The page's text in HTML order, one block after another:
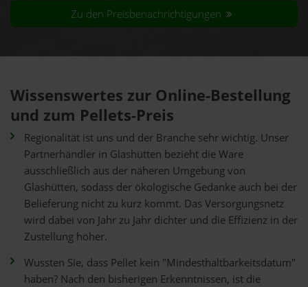
Zu den Preisbenachrichtigungen
Wissenswertes zur Online-Bestellung
und zum Pellets-Preis
Regionalität ist uns und der Branche sehr wichtig. Unser
Partnerhändler in Glashütten bezieht die Ware
ausschließlich aus der näheren Umgebung von
Glashütten, sodass der ökologische Gedanke auch bei der
Belieferung nicht zu kurz kommt. Das Versorgungsnetz
wird dabei von Jahr zu Jahr dichter und die Effizienz in der
Zustellung höher.
Wussten Sie, dass Pellet kein "Mindesthaltbarkeitsdatum"
haben? Nach den bisherigen Erkenntnissen, ist die